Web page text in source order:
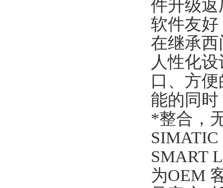
件升级
软件友
在继承
人性化
口、方
能的同
*整合，
SMART
为OEM